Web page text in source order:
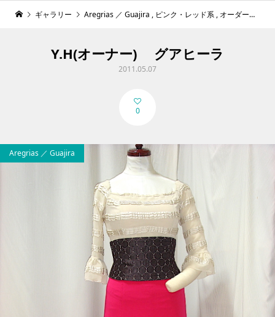
ギャラリー Aregrias ／ Guajira , ピンク・レッド系 , オーダー衣装
Y.H(オーナー) グアヒーラ
2011.05.07
0
Aregrias ／ Guajira